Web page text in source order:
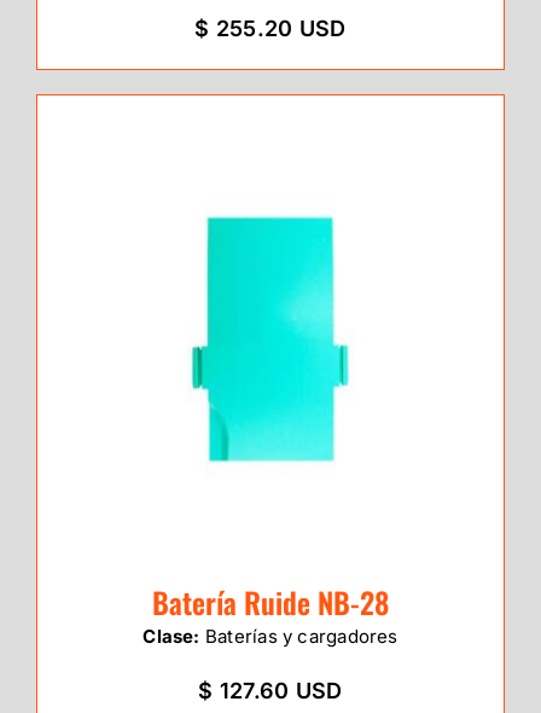
$ 255.20 USD
Batería Ruide NB-28
Clase: Baterías y cargadores
$ 127.60 USD